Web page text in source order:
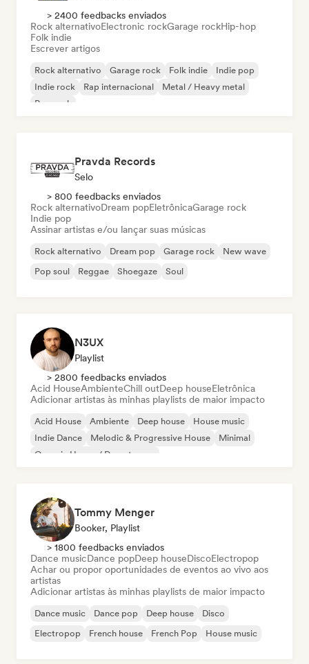
> 2400 feedbacks enviados
Rock alternativoElectronic rockGarage rockHip-hop
Folk indie
Escrever artigos
Rock alternativo Garage rock Folk indie
Indie pop
Indie rock
Rap internacional
Metal / Heavy metal
Pop rock
Pravda Records
Selo
> 800 feedbacks enviados
Rock alternativoDream popEletrônicaGarage rock
Indie pop
Assinar artistas e/ou lançar suas músicas
Rock alternativo Dream pop Garage rock
New wave
Pop soul
Reggae Shoegaze Soul
N3UX
Playlist
> 2800 feedbacks enviados
Acid HouseAmbienteChill outDeep houseEletrônica
Adicionar artistas às minhas playlists de maior impacto
Acid House Ambiente Deep house
House music
Indie Dance
Melodic & Progressive House
Minimal
Organic House / Downtempo
Tommy Menger
Booker, Playlist
> 1800 feedbacks enviados
Dance musicDance popDeep houseDiscoElectropop
Achar ou propor oportunidades de eventos ao vivo aos
artistas
Adicionar artistas às minhas playlists de maior impacto
Dance music Dance pop Deep house
Disco
Electropop
French house French Pop House music